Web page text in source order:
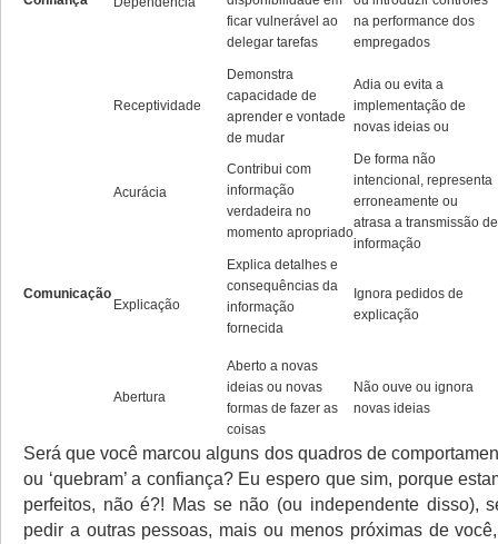
ficar vulnerável ao
delegar tarefas
na performance dos
empregados
Receptividade
Demonstra
capacidade de
aprender e vontade
de mudar
Adia ou evita a
implementação de
novas ideias ou
Comunicação
Acurácia
Contribui com
informação
verdadeira no
momento apropriado
De forma não
intencional, representa
erroneamente ou
atrasa a transmissão de
informação
Explicação
Explica detalhes e
consequências da
informação
fornecida
Ignora pedidos de
explicação
Abertura
Aberto a novas
ideias ou novas
formas de fazer as
coisas
Não ouve ou ignora
novas ideias
Será que você marcou alguns dos quadros de
ou ‘quebram’ a confiança? Eu espero que sim, porque
perfeitos, não é?! Mas se não (ou independente disso),
pedir a outras pessoas, mais ou menos próximas de